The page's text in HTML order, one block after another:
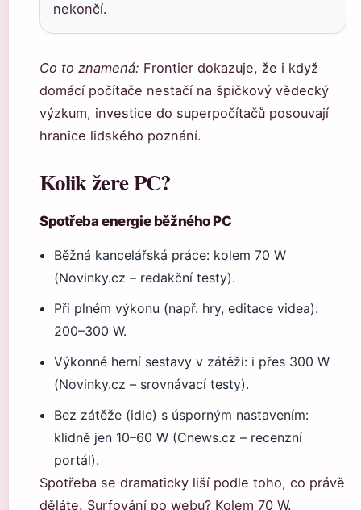
nekončí.
Co to znamená: Frontier dokazuje, že i když
domácí počítače nestačí na špičkový vědecký
výzkum, investice do superpočítačů posouvají
hranice lidského poznání.
Kolik žere PC?
Spotřeba energie běžného PC
Běžná kancelářská práce: kolem 70 W
(Novinky.cz – redakční testy).
Při plném výkonu (např. hry, editace videa):
200–300 W.
Výkonné herní sestavy v zátěži: i přes 300 W
(Novinky.cz – srovnávací testy).
Bez zátěže (idle) s úsporným nastavením:
klidně jen 10–60 W (Cnews.cz – recenzní
portál).
Spotřeba se dramaticky liší podle toho, co právě
děláte. Surfování po webu? Kolem 70 W.